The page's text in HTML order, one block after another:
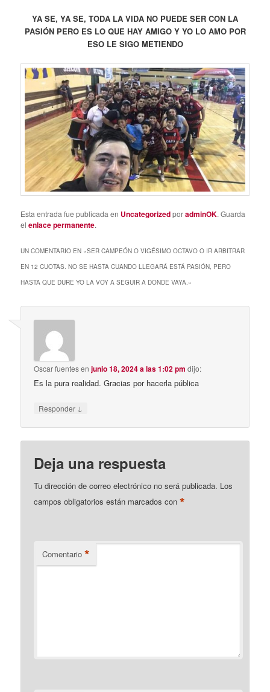
YA SE, YA SE, TODA LA VIDA NO PUEDE SER CON LA
PASIÓN PERO ES LO QUE HAY AMIGO Y YO LO AMO POR
ESO LE SIGO METIENDO
Esta entrada fue publicada en UncategorizedporadminOK. Guarda
elenlace permanente.
UN COMENTARIO EN «SER CAMPEÓN O VIGÉSIMO OCTAVO O IR ARBITRAR
EN 12 CUOTAS. NO SE HASTA CUANDO LLEGARÁ ESTÁ PASIÓN, PERO
HASTA QUE DURE YO LA VOY A SEGUIR A DONDE VAYA.»
Oscar fuentesenjunio 18, 2024 a las 1:02 pm dijo:
Es la pura realidad. Gracias por hacerla pública
Responder ↓
Deja una respuesta
Tu dirección de correo electrónico no será publicada. Los
campos obligatorios están marcados con*
Comentario *